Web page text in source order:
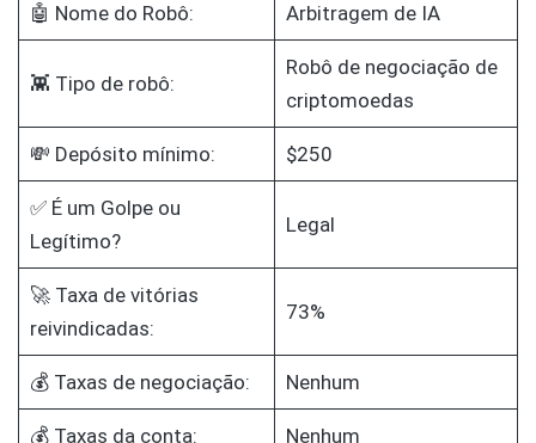
🤖 Nome do Robô: Arbitragem de IA
👾 Tipo de robô:
Robô de negociação de
criptomoedas
💸 Depósito mínimo: $250
✅ É um Golpe ou
Legítimo?
Legal
🚀 Taxa de vitórias
reivindicadas:
73%
💰 Taxas de negociação: Nenhum
💰 Taxas da conta: Nenhum